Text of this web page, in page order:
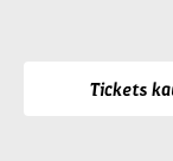
Tickets